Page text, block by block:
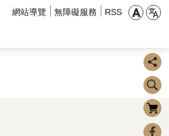
:::網站導覽 無障礙服務 RSS